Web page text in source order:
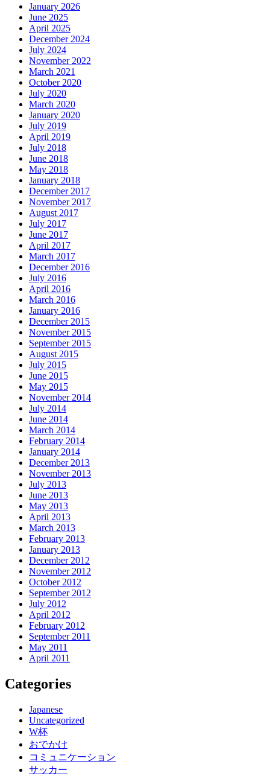
January 2026
June 2025
April 2025
December 2024
July 2024
November 2022
March 2021
October 2020
July 2020
March 2020
January 2020
July 2019
April 2019
July 2018
June 2018
May 2018
January 2018
December 2017
November 2017
August 2017
July 2017
June 2017
April 2017
March 2017
December 2016
July 2016
April 2016
March 2016
January 2016
December 2015
November 2015
September 2015
August 2015
July 2015
June 2015
May 2015
November 2014
July 2014
June 2014
March 2014
February 2014
January 2014
December 2013
November 2013
July 2013
June 2013
May 2013
April 2013
March 2013
February 2013
January 2013
December 2012
November 2012
October 2012
September 2012
July 2012
April 2012
February 2012
September 2011
May 2011
April 2011
Categories
Japanese
Uncategorized
W杯
おでかけ
コミュニケーション
サッカー